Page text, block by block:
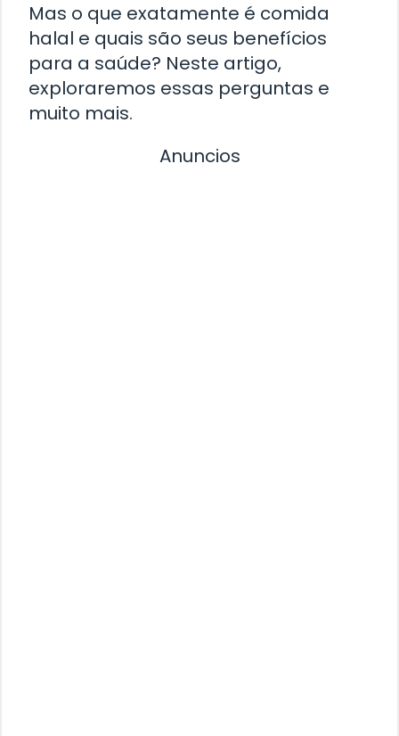
Mas o que exatamente é comida
halal e quais são seus benefícios
para a saúde? Neste artigo,
exploraremos essas perguntas e
muito mais.
Anuncios